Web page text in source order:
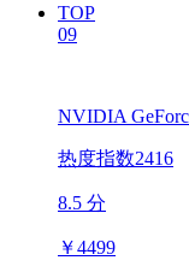
TOP
09
NVIDIA
热度指数2416
8.5 分
￥4499